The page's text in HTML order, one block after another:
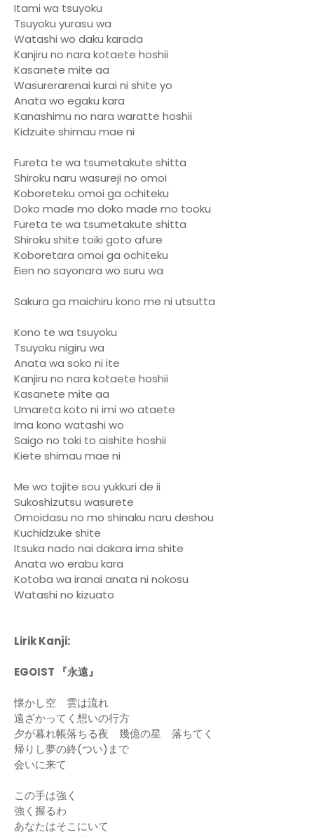
Itami wa tsuyoku
Tsuyoku yurasu wa
Watashi wo daku karada
Kanjiru no nara kotaete hoshii
Kasanete mite aa
Wasurerarenai kurai ni shite yo
Anata wo egaku kara
Kanashimu no nara waratte hoshii
Kidzuite shimau mae ni
Fureta te wa tsumetakute shitta
Shiroku naru wasureji no omoi
Koboreteku omoi ga ochiteku
Doko made mo doko made mo tooku
Fureta te wa tsumetakute shitta
Shiroku shite toiki goto afure
Koboretara omoi ga ochiteku
Eien no sayonara wo suru wa
Sakura ga maichiru kono me ni utsutta
Kono te wa tsuyoku
Tsuyoku nigiru wa
Anata wa soko ni ite
Kanjiru no nara kotaete hoshii
Kasanete mite aa
Umareta koto ni imi wo ataete
Ima kono watashi wo
Saigo no toki to aishite hoshii
Kiete shimau mae ni
Me wo tojite sou yukkuri de ii
Sukoshizutsu wasurete
Omoidasu no mo shinaku naru deshou
Kuchidzuke shite
Itsuka nado nai dakara ima shite
Anata wo erabu kara
Kotoba wa iranai anata ni nokosu
Watashi no kizuato
Lirik Kanji:
EGOIST 『永遠』
懐かし空 雲は流れ
遠ざかってく想いの行方
夕が暮れ帳落ちる夜 幾億の星 落ちてく
帰りし夢の終(つい)まで
会いに来て
この手は強く
強く握るわ
あなたはそこにいて